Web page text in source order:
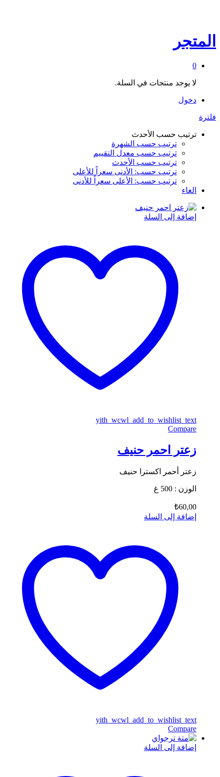
المتجر
0
لا يوجد منتجات في السلة.
دخول
فلترة
ترتيب حسب الأحدث
ترتيب حسب الشهرة
ترتيب حسب معدل التقييم
ترتيب حسب الأحدث
ترتيب حسب: الأدنى سعراً للأعلى
ترتيب حسب: الأعلى سعراً للأدنى
الغاء
إضافة إلى السلة
yith_wcwl_add_to_wishlist_text
Compare
زعتر احمر حنيف
زعتر أحمر اكسترا حنيف
الوزن : 500 غ
₺60,00
إضافة إلى السلة
yith_wcwl_add_to_wishlist_text
Compare
إضافة إلى السلة